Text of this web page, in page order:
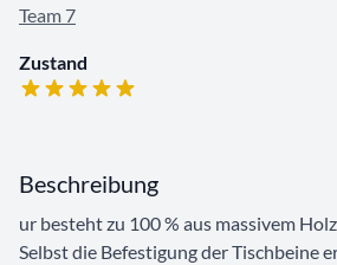
Team 7
Zustand
Beschreibung
ur besteht zu 100 % aus massivem
Selbst die Befestigung der Tischbeine